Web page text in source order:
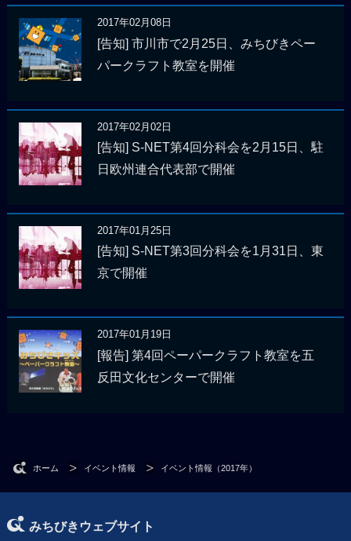
2017年02月08日
[告知] 市川市で2月25日、みちびきペー
パークラフト教室を開催
2017年02月02日
[告知] S-NET第4回分科会を2月15日、駐
日欧州連合代表部で開催
2017年01月25日
[告知] S-NET第3回分科会を1月31日、東
京で開催
2017年01月19日
[報告] 第4回ペーパークラフト教室を五
反田文化センターで開催
ホーム イベント情報 イベント情報（2017年）
みちびきウェブサイト